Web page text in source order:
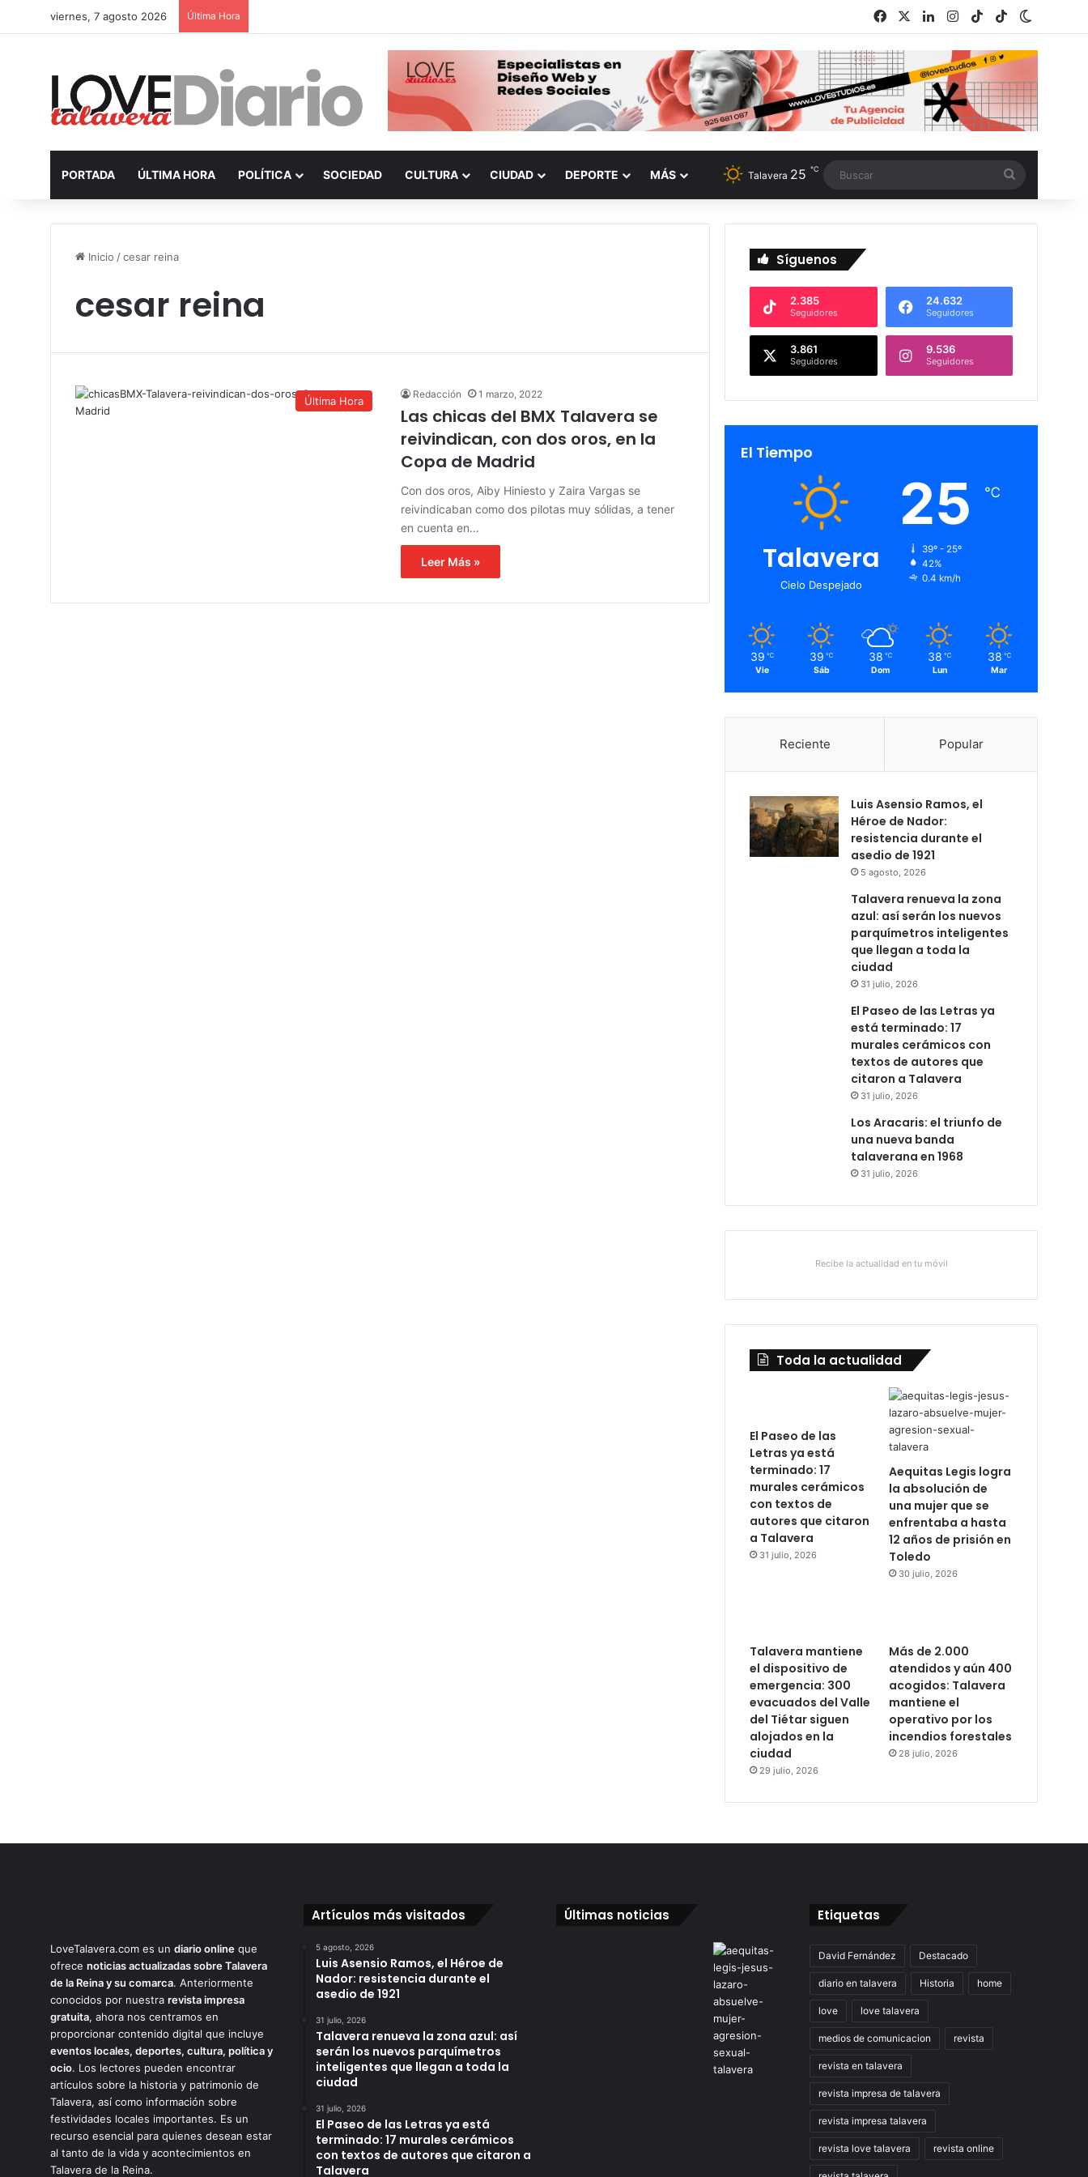
viernes, 7 agosto 2026 Última Hora Facebook LinkedInInstagram
TikTokRSS
PORTADA ÚLTIMA HORA POLÍTICA SOCIEDAD CULTURA CIUDAD DEPORTE MÁS Talavera 25 ℃
Inicio /cesar reina
cesar reina
Última Hora
Redacción 1 marzo, 2022
Las chicas del BMX Talavera se
reivindican, con dos oros, en la
Copa de Madrid
Con dos oros, Aiby Hiniesto y Zaira Vargas se
reivindicaban como dos pilotas muy sólidas, a tener
en cuenta en…
Leer Más »
Síguenos
2.385
Seguidores
24.632
Seguidores
3.861
Seguidores
9.536
Seguidores
El Tiempo
Talavera
Cielo Despejado
25 ℃
39º - 25º
42%
0.4 km/h
39 ℃
Vie
39 ℃
Sáb
38 ℃
Dom
38 ℃
Lun
38 ℃
Mar
Reciente Popular
Luis Asensio Ramos, el
Héroe de Nador:
resistencia durante el
asedio de 1921
5 agosto, 2026
Talavera renueva la zona
azul: así serán los nuevos
parquímetros inteligentes
que llegan a toda la
ciudad
31 julio, 2026
El Paseo de las Letras ya
está terminado: 17
murales cerámicos con
textos de autores que
citaron a Talavera
31 julio, 2026
Los Aracaris: el triunfo de
una nueva banda
talaverana en 1968
31 julio, 2026
Recibe la actualidad en tu móvil
Toda la actualidad
El Paseo de las
Letras ya está
terminado: 17
murales cerámicos
con textos de
autores que citaron
a Talavera
31 julio, 2026
Aequitas Legis logra
la absolución de
una mujer que se
enfrentaba a hasta
12 años de prisión en
Toledo
30 julio, 2026
Talavera mantiene
el dispositivo de
emergencia: 300
evacuados del Valle
del Tiétar siguen
alojados en la
ciudad
29 julio, 2026
Más de 2.000
atendidos y aún 400
acogidos: Talavera
mantiene el
operativo por los
incendios forestales
28 julio, 2026
LoveTalavera.com es un diario online que
ofrece noticias actualizadas sobre Talavera
de la Reina y su comarca. Anteriormente
conocidos por nuestra revista impresa
gratuita, ahora nos centramos en
proporcionar contenido digital que incluye
eventos locales, deportes, cultura, política y
ocio. Los lectores pueden encontrar
artículos sobre la historia y patrimonio de
Talavera, así como información sobre
festividades locales importantes. Es un
recurso esencial para quienes desean estar
al tanto de la vida y acontecimientos en
Talavera de la Reina.
Artículos más visitados
5 agosto, 2026
Luis Asensio Ramos, el Héroe de
Nador: resistencia durante el
asedio de 1921
31 julio, 2026
Talavera renueva la zona azul: así
serán los nuevos parquímetros
inteligentes que llegan a toda la
ciudad
31 julio, 2026
El Paseo de las Letras ya está
terminado: 17 murales cerámicos
con textos de autores que citaron a
Talavera
Últimas noticias Etiquetas
David Fernández Destacado
diario en talavera Historia home
love love talavera
medios de comunicacion revista
revista en talavera
revista impresa de talavera
revista impresa talavera
revista love talavera revista online